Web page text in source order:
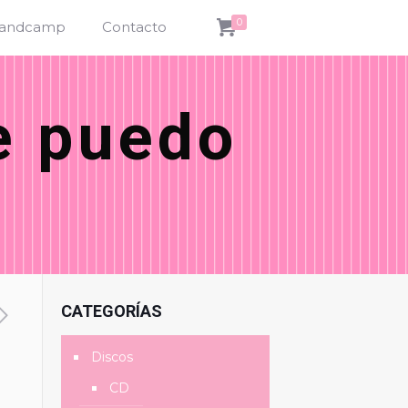
Contacto 0
puedo
CATEGORÍAS
Discos
CD